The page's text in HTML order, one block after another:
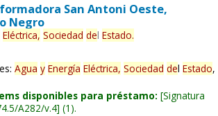
San Antoni Oeste,
Negro
Eléctrica, Sociedad del Estado.
Agua y Energía Eléctrica, Sociedad del Estado,
disponibles para préstamo: Signatura
A282/v.4 (1).